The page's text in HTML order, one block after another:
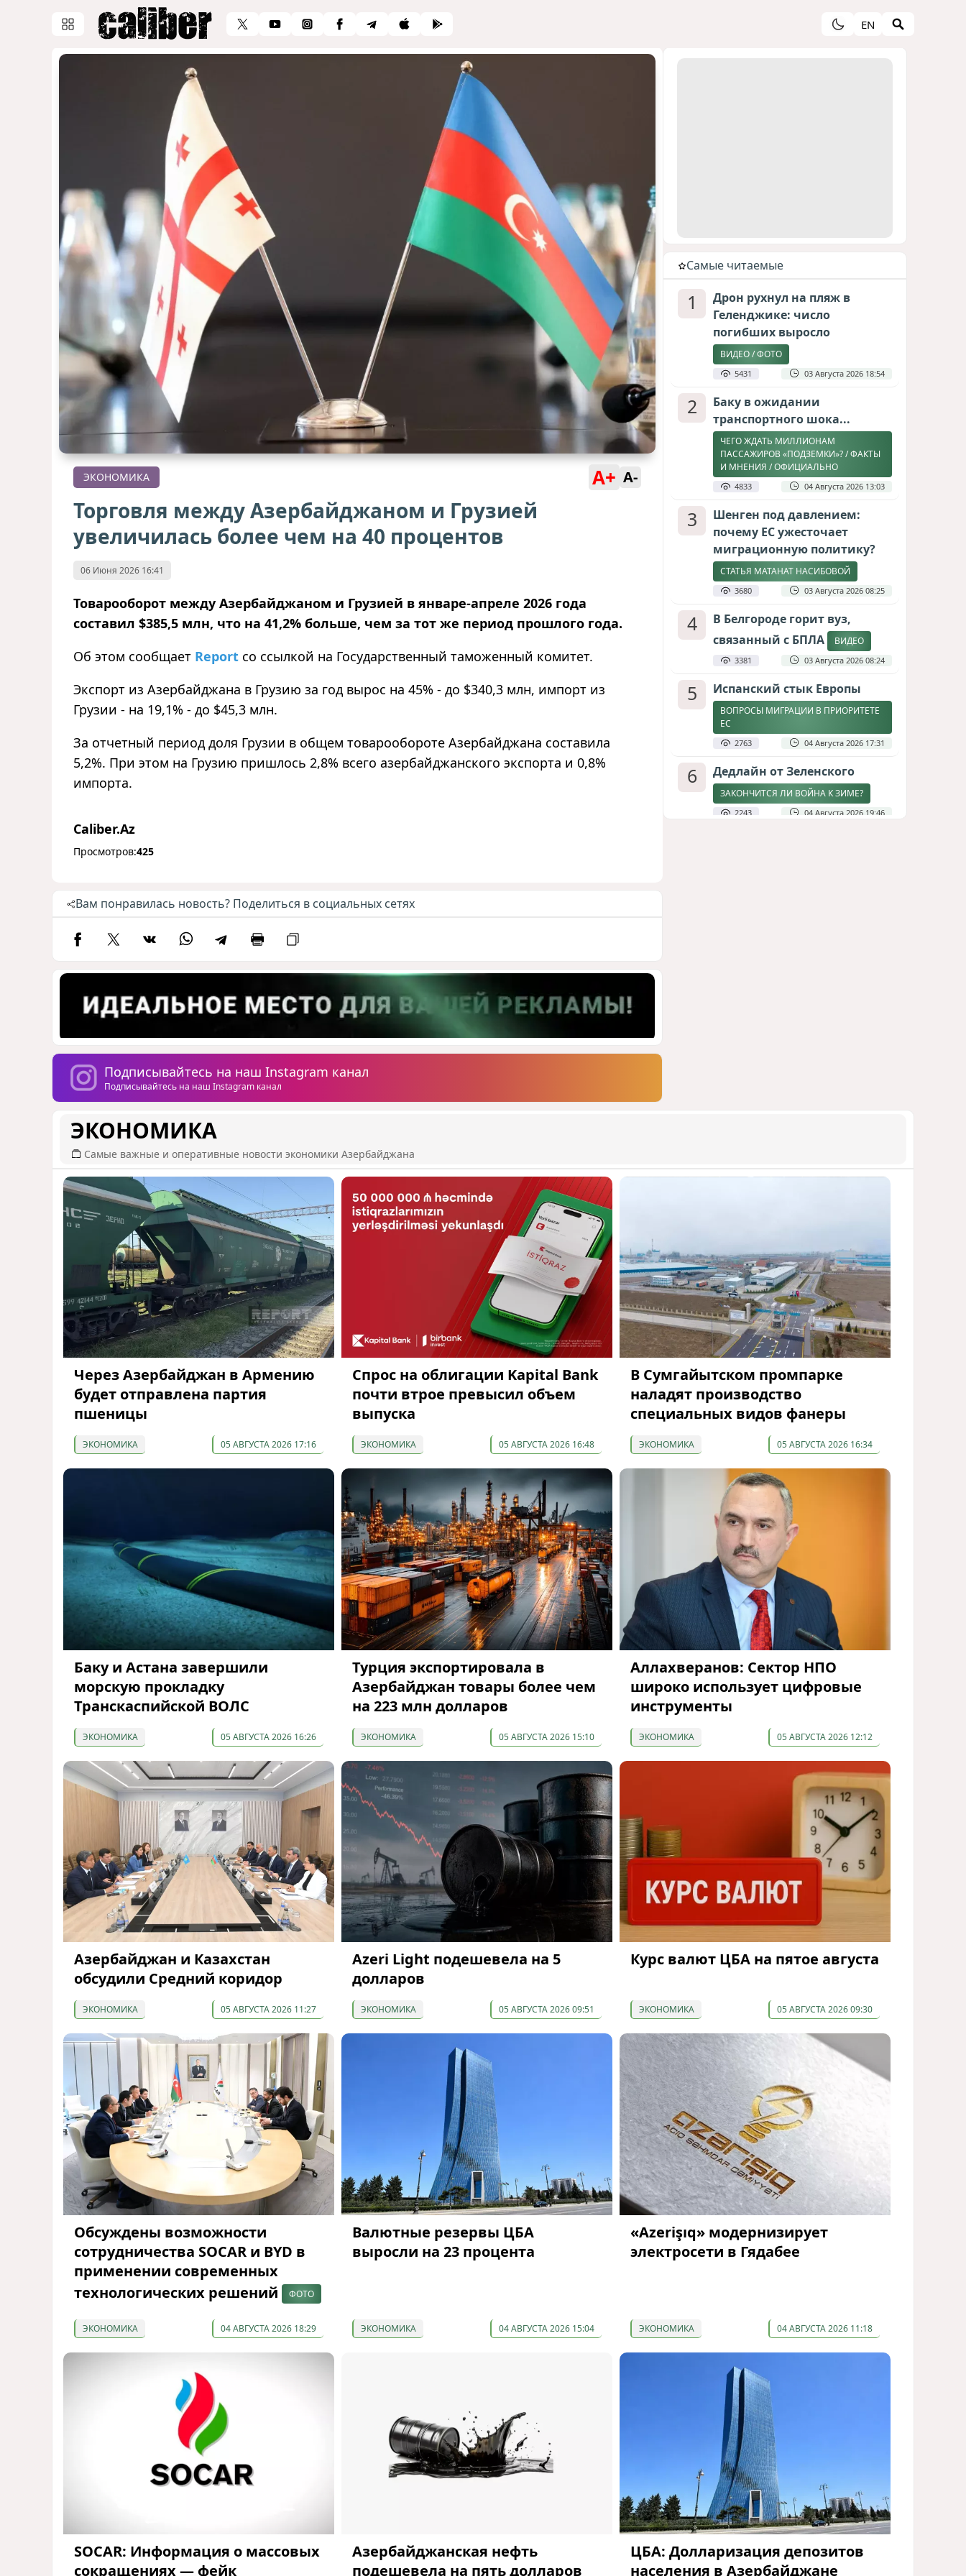
EN
ЭКОНОМИКА A+ A-
Торговля между Азербайджаном и Грузией
увеличилась более чем на 40 процентов
06 Июня 2026 16:41
Товарооборот между Азербайджаном и Грузией в январе-апреле 2026 года
составил $385,5 млн, что на 41,2% больше, чем за тот же период прошлого года.
Об этом сообщает Report со ссылкой на Государственный таможенный комитет.
Экспорт из Азербайджана в Грузию за год вырос на 45% - до $340,3 млн, импорт из
Грузии - на 19,1% - до $45,3 млн.
За отчетный период доля Грузии в общем товарообороте Азербайджана составила
5,2%. При этом на Грузию пришлось 2,8% всего азербайджанского экспорта и 0,8%
импорта.
Caliber.Az
Просмотров:425
Вам понравилась новость? Поделиться в социальных сетях
Подписывайтесь на наш Instagram канал
Подписывайтесь на наш Instagram канал
Cамые читаемые
1
Дрон рухнул на пляж в
Геленджике: число
погибших выросло
ВИДЕО / ФОТО
5431 03 Августа 2026 18:54
2
Баку в ожидании
транспортного шока...
ЧЕГО ЖДАТЬ МИЛЛИОНАМ
ПАССАЖИРОВ «ПОДЗЕМКИ»? / ФАКТЫ
И МНЕНИЯ / ОФИЦИАЛЬНО
4833 04 Августа 2026 13:03
3
Шенген под давлением:
почему ЕС ужесточает
миграционную политику?
СТАТЬЯ МАТАНАТ НАСИБОВОЙ
3680 03 Августа 2026 08:25
4
В Белгороде горит вуз,
связанный с БПЛА
ВИДЕО
3381 03 Августа 2026 08:24
5 Испанский стык Европы
ВОПРОСЫ МИГРАЦИИ В ПРИОРИТЕТЕ
ЕС
2763 04 Августа 2026 17:31
6 Дедлайн от Зеленского
ЗАКОНЧИТСЯ ЛИ ВОЙНА К ЗИМЕ?
2243 04 Августа 2026 19:46
10
05 Августа 2026 08:26
ЭКОНОМИКА
Самые важные и оперативные новости экономики Азербайджана
Через Азербайджан в Армению
будет отправлена партия
пшеницы
ЭКОНОМИКА 05 АВГУСТА 2026 17:16
Спрос на облигации Kapital Bank
почти втрое превысил объем
выпуска
ЭКОНОМИКА 05 АВГУСТА 2026 16:48
В Сумгайытском промпарке
наладят производство
специальных видов фанеры
ЭКОНОМИКА 05 АВГУСТА 2026 16:34
Баку и Астана завершили
морскую прокладку
Транскаспийской ВОЛС
ЭКОНОМИКА 05 АВГУСТА 2026 16:26
Турция экспортировала в
Азербайджан товары более чем
на 223 млн долларов
ЭКОНОМИКА 05 АВГУСТА 2026 15:10
Аллахверанов: Сектор НПО
широко использует цифровые
инструменты
ЭКОНОМИКА 05 АВГУСТА 2026 12:12
Азербайджан и Казахстан
обсудили Средний коридор
ЭКОНОМИКА 05 АВГУСТА 2026 11:27
Azeri Light подешевела на 5
долларов
ЭКОНОМИКА 05 АВГУСТА 2026 09:51
Курс валют ЦБА на пятое августа
ЭКОНОМИКА 05 АВГУСТА 2026 09:30
Обсуждены возможности
сотрудничества SOCAR и BYD в
применении современных
технологических решений
ФОТО
ЭКОНОМИКА 04 АВГУСТА 2026 18:29
Валютные резервы ЦБА
выросли на 23 процента
ЭКОНОМИКА 04 АВГУСТА 2026 15:04
«Azerişıq» модернизирует
электросети в Гядабее
ЭКОНОМИКА 04 АВГУСТА 2026 11:18
SOCAR: Информация о массовых
сокращениях — фейк
Азербайджанская нефть
подешевела на пять долларов
ЦБА: Долларизация депозитов
населения в Азербайджане